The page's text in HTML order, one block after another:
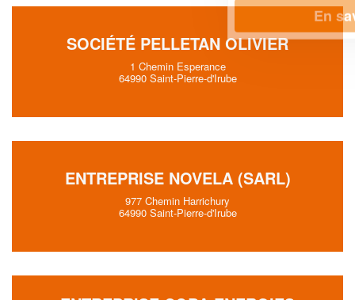
SOCIÉTÉ PELLETAN OLIVIER
1 Chemin Esperance
64990 Saint-Pierre-d'Irube
ENTREPRISE NOVELA (SARL)
977 Chemin Harrichury
64990 Saint-Pierre-d'Irube